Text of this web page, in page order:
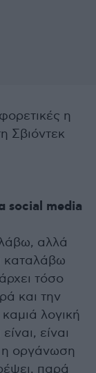
η
Σβιόντεκ
social media
αλλά
καταλάβω
τόσο
και την
λογική
είναι
οργάνωση
παρά